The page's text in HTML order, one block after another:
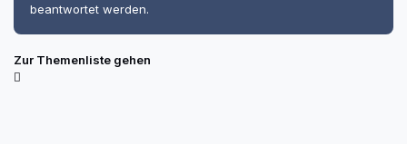
beantwortet werden.
Zur Themenliste gehen